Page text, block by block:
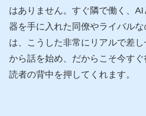
はありません。すぐ隣で働く、
器を手に入れた同僚やライバル
は、こうした非常にリアルで差
から話を始め、だからこそ今すぐ
読者の背中を押してくれます。